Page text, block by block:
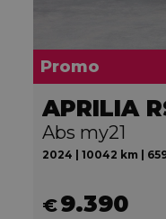
Promo
APRILIA
Abs my21
2024 | 10042 km |
€9.390